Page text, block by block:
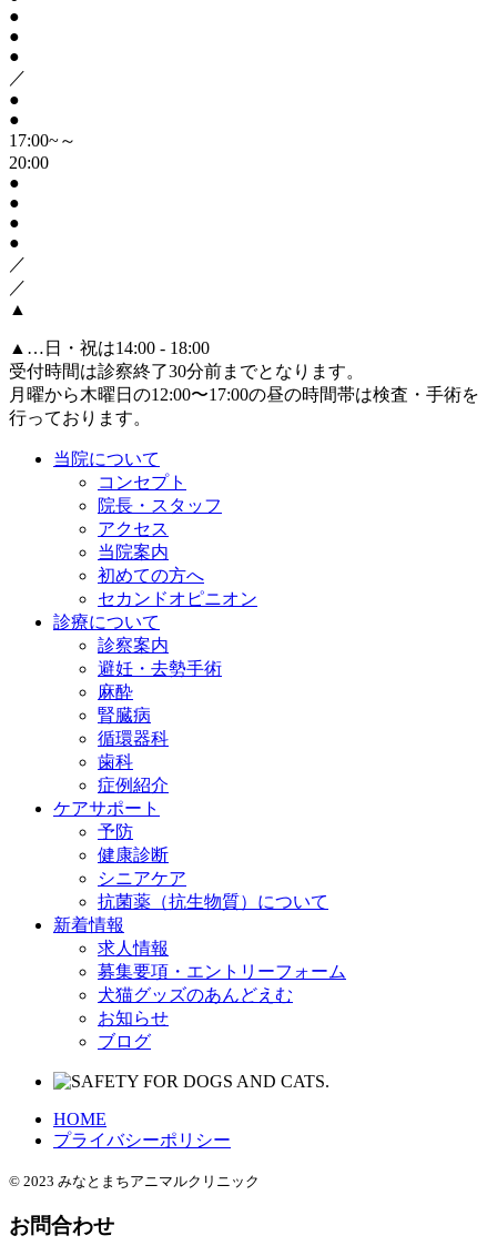
●
●
●
／
●
●
17:00~～
20:00
●
●
●
●
／
／
▲
▲ …日・祝は14:00 - 18:00
受付時間は診察終了30分前までとなります。
月曜から木曜日の12:00〜17:00の昼の時間帯は検査・手術を
行っております。
当院について
コンセプト
院長・スタッフ
アクセス
当院案内
初めての方へ
セカンドオピニオン
診療について
診察案内
避妊・去勢手術
麻酔
腎臓病
循環器科
歯科
症例紹介
ケアサポート
予防
健康診断
シニアケア
抗菌薬（抗生物質）について
新着情報
求人情報
募集要項・エントリーフォーム
犬猫グッズのあんどえむ
お知らせ
ブログ
HOME
プライバシーポリシー
© 2023 みなとまちアニマルクリニック
お問合わせ